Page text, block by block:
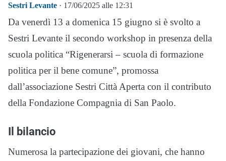
Sestri Levante · 17/06/2025 alle 12:31
Da venerdì 13 a domenica 15 giugno si è svolto a
Sestri Levante il secondo workshop in presenza della
scuola politica “Rigenerarsi – scuola di formazione
politica per il bene comune”, promossa
dall’associazione Sestri Città Aperta con il contributo
della Fondazione Compagnia di San Paolo.
Il bilancio
Numerosa la partecipazione dei giovani, che hanno